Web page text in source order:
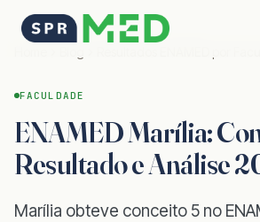
FACULDADE
ENAMED Marília:
Resultado e Análise
Marília obteve conceito 5 no